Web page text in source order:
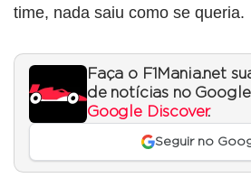
time, nada saiu como se queria.
Faça o F1Mania.net
de notícias no
Google Discover.
Seguir no